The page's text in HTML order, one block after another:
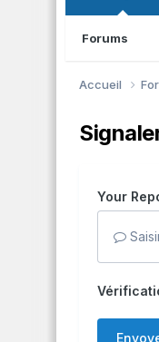
Forums
Accueil
Your